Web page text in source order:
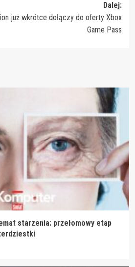
Dalej:
już wkrótce dołączy do oferty Xbox
Game Pass
starzenia: przełomowy etap